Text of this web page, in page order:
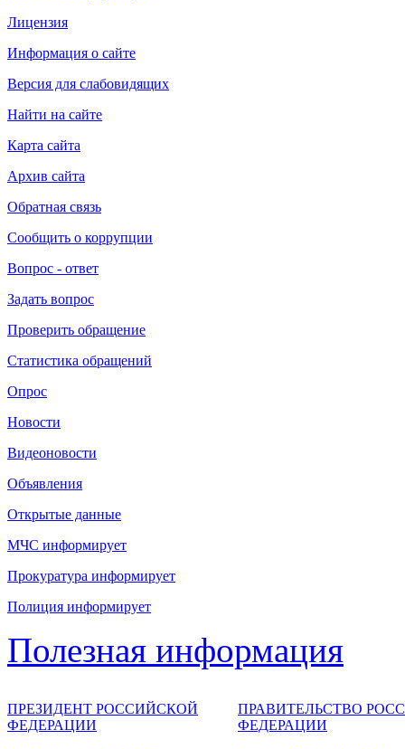
Лицензия
Информация о сайте
Версия для слабовидящих
Найти на сайте
Карта сайта
Архив сайта
Обратная связь
Сообщить о коррупции
Вопрос - ответ
Задать вопрос
Проверить обращение
Статистика обращений
Опрос
Новости
Видеоновости
Объявления
Открытые данные
МЧС информирует
Прокуратура информирует
Полиция информирует
Полезная информация
ПРЕЗИДЕНТ РОССИЙСКОЙ
ФЕДЕРАЦИИ
ПРАВИТЕЛЬСТВО
ФЕДЕРАЦИИ